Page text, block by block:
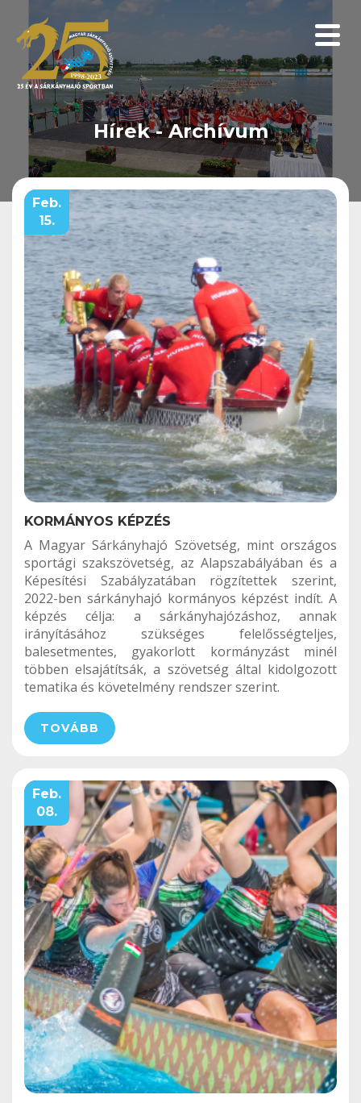
Hírek - Archívum
Feb.
15.
KORMÁNYOS KÉPZÉS
A Magyar Sárkányhajó Szövetség, mint országos
sportági szakszövetség, az Alapszabályában és a
Képesítési Szabályzatában rögzítettek szerint,
2022-ben sárkányhajó kormányos képzést indít. A
képzés célja: a sárkányhajózáshoz, annak
irányításához szükséges felelősségteljes,
balesetmentes, gyakorlott kormányzást minél
többen elsajátítsák, a szövetség által kidolgozott
tematika és követelmény rendszer szerint.
TOVÁBB
Feb.
08.